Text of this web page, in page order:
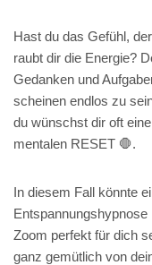
Hast du das Gefühl,
raubt dir die Energie?
Gedanken und
scheinen endlos zu
du wünschst dir oft
mentalen RESET 🛑.
In diesem Fall könnte
Entspannungshypnose
Zoom perfekt für dich
ganz gemütlich von